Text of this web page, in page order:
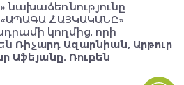
նախաձեռնությունը
ՀԱՅԿԱԿԱՆԸ»
կողմից, որի
Ռիչարդ Ազարնիան, Արթուր
Աֆեյանը, Ռուբեն